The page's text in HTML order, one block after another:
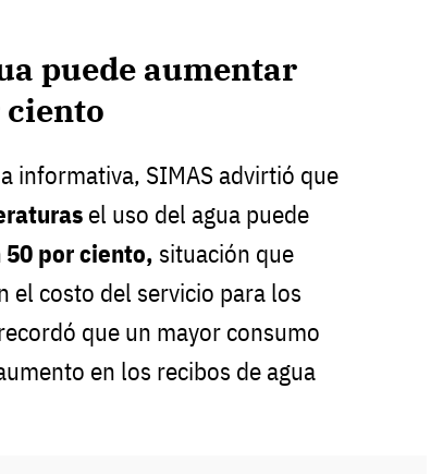
puede aumentar
ciento
informativa, SIMAS advirtió que
el uso del agua puede
50 por ciento, situación que
el costo del servicio para los
que un mayor consumo
en los recibos de agua